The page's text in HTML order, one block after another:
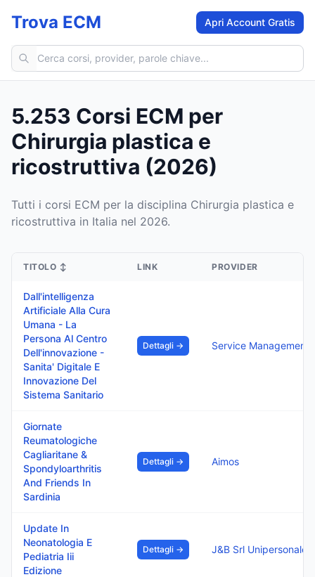
Trova ECM Apri Account Gratis
Cerca corsi ECM
5.253 Corsi ECM per
Chirurgia plastica e
ricostruttiva (2026)
Tutti i corsi ECM per la disciplina Chirurgia plastica e
ricostruttiva in Italia nel 2026.
TITOLO ↕ LINK PROVIDER
Dall'intelligenza
Artificiale Alla Cura
Umana - La
Persona Al Centro
Dell'innovazione -
Sanita' Digitale E
Innovazione Del
Sistema Sanitario
Dettagli → Service Management
Giornate
Reumatologiche
Cagliaritane &
Spondyloarthritis
And Friends In
Sardinia
Dettagli → Aimos
Update In
Neonatologia E
Pediatria Iii
Edizione
Dettagli → J&B Srl Unipersonale